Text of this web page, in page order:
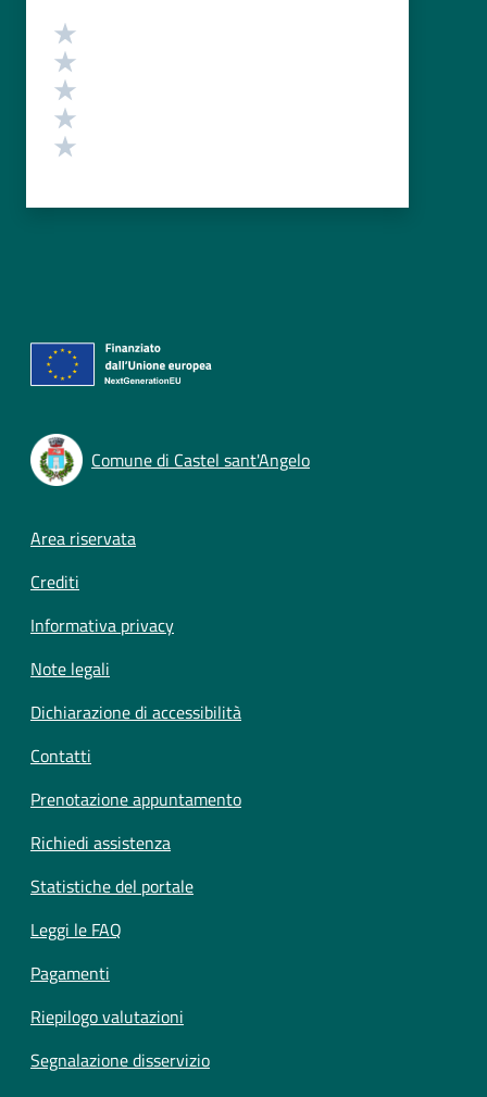
Valutazione
Comune di Castel sant'Angelo
Footer menu
Area riservata
Crediti
Informativa privacy
Note legali
Dichiarazione di accessibilità
Contatti
Prenotazione appuntamento
Richiedi assistenza
Statistiche del portale
Leggi le FAQ
Pagamenti
Riepilogo valutazioni
Segnalazione disservizio